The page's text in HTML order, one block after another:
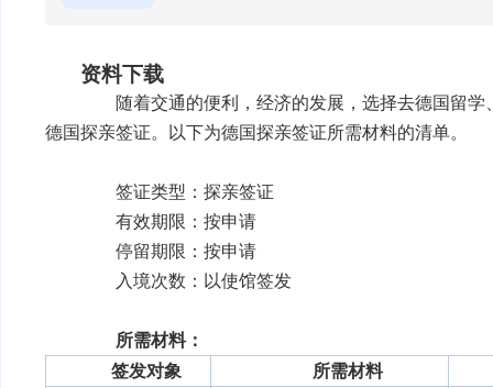
资料下载
随着交通的便利，经济的发展，选择去德国留学
德国探亲签证。以下为德国探亲签证所需材料的清单。
签证类型：探亲签证
有效期限：按申请
停留期限：按申请
入境次数：以使馆签发
所需材料：
签发对象
所需材料